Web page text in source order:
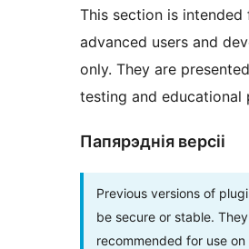
This section is intended
advanced users and
only. They are
testing and educational
Папярэднія версіі
Previous versions of
be secure or stable.
recommended for use